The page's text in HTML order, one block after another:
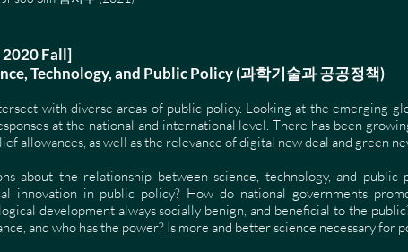
Fall]
Technology, and Public Policy (과학기술과 공공정책)
with diverse areas of public policy. Looking at the emerging
at the national and international level. There has been
allowances, as well as the relevance of digital new deal and green
about the relationship between science, technology, and
innovation in public policy? How do national governments
development always socially benign, and beneficial to the
and who has the power? Is more and better science necessary for